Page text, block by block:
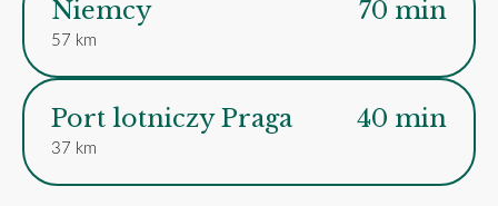
Niemcy
57 km
70 min
Port lotniczy Praga
37 km
40 min